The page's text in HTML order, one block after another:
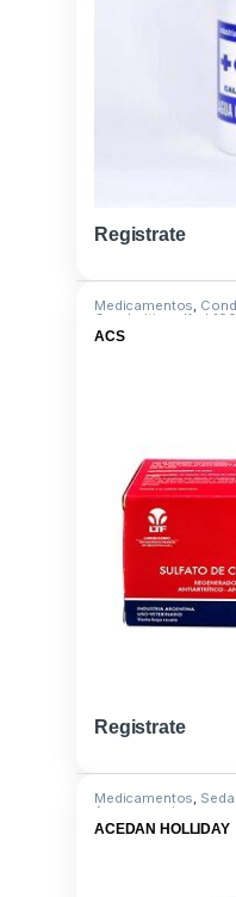
Registrate
Medicamentos,
Condroitin sulf. al
ACS
Registrate
Medicamentos,
Acepromacina
ACEDAN HOLLIDAY